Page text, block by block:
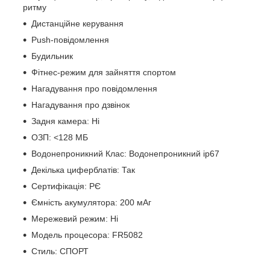
ритму
Дистанційне керування
Push-повідомлення
Будильник
Фітнес-режим для зайняття спортом
Нагадування про повідомлення
Нагадування про дзвінок
Задня камера: Ні
ОЗП: <128 МБ
Водонепроникний Клас: Водонепроникний ip67
Декілька циферблатів: Так
Сертифікація: РЄ
Ємність акумулятора: 200 мАг
Мережевий режим: Ні
Модель процесора: FR5082
Стиль: СПОРТ